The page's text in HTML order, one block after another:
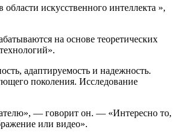
искусственного интеллекта »,
на основе теоретических
адаптируемость и надежность.
поколения. Исследование
— говорит он. — «Интересно то,
или видео».